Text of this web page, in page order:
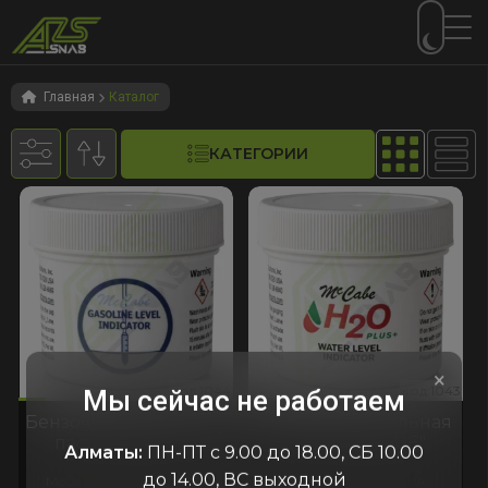
Перейти
навигации
Перейти
содержимому
Главная Каталог
КАТЕГОРИИ
код:1044 код:1044
Бензочувствительная
паста "McCABE"
США
код:1043
Водочувствительная
паста "McCABE"
McCabe
×
Мы сейчас не работаем
Алматы: ПН-ПТ с 9.00 до 18.00, СБ 10.00
до 14.00, ВС выходной